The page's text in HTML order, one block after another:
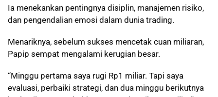
Ia menekankan pentingnya disiplin, manajemen risiko,
dan pengendalian emosi dalam dunia trading.
Menariknya, sebelum sukses mencetak cuan miliaran,
Papip sempat mengalami kerugian besar.
“Minggu pertama saya rugi Rp1 miliar. Tapi saya
evaluasi, perbaiki strategi, dan dua minggu berikutnya